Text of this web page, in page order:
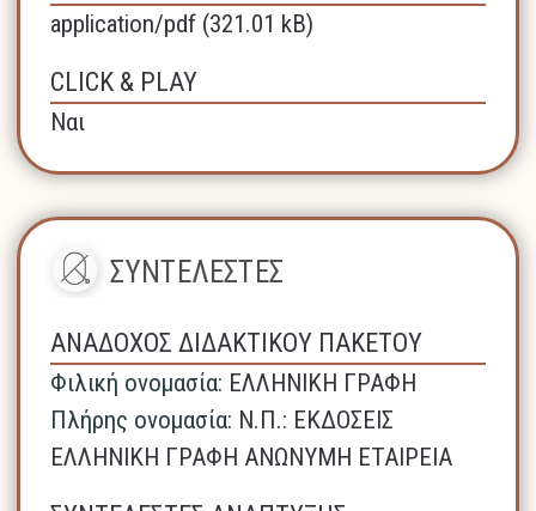
application/pdf (321.01 kB)
CLICK & PLAY
Ναι
ΣΥΝΤΕΛΕΣΤΕΣ
ΑΝΑΔΟΧΟΣ ΔΙΔΑΚΤΙΚΟΥ ΠΑΚΕΤΟΥ
Φιλική ονομασία: ΕΛΛΗΝΙΚΗ ΓΡΑΦΗ
Πλήρης ονομασία: N.Π.: ΕΚΔΟΣΕΙΣ
ΕΛΛΗΝΙΚΗ ΓΡΑΦΗ ΑΝΩΝΥΜΗ ΕΤΑΙΡΕΙΑ